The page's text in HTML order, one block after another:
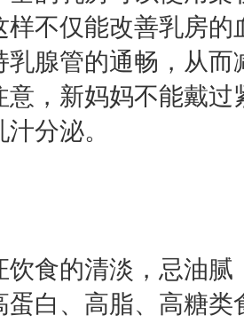
样不仅能改善乳房
乳腺管的通畅，从
意，新妈妈不能戴
分泌。
饮食的清淡，忌油
蛋白、高脂、高糖